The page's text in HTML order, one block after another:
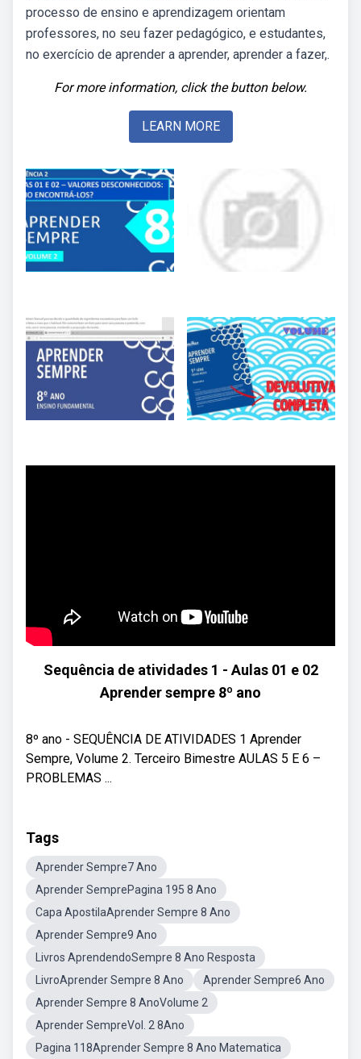
processo de ensino e aprendizagem orientam
professores, no seu fazer pedagógico, e estudantes,
no exercício de aprender a aprender, aprender a fazer,.
For more information, click the button below.
LEARN MORE
Sequência de atividades 1 - Aulas 01 e 02
Aprender sempre 8º ano
8º ano - SEQUÊNCIA DE ATIVIDADES 1 Aprender
Sempre, Volume 2. Terceiro Bimestre AULAS 5 E 6 –
PROBLEMAS ...
Tags
Aprender Sempre7 Ano
Aprender SemprePagina 195 8 Ano
Capa ApostilaAprender Sempre 8 Ano
Aprender Sempre9 Ano
Livros AprendendoSempre 8 Ano Resposta
LivroAprender Sempre 8 Ano
Aprender Sempre6 Ano
Aprender Sempre 8 AnoVolume 2
Aprender SempreVol. 2 8Ano
Pagina 118Aprender Sempre 8 Ano Matematica